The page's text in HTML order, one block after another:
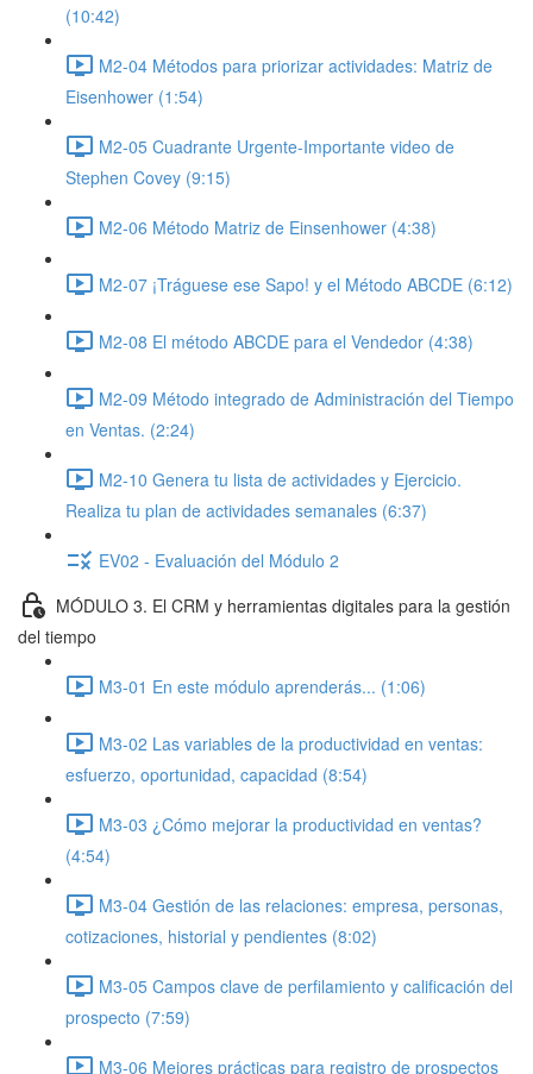
(10:42)
M2-04 Métodos para priorizar actividades: Matriz de
Eisenhower (1:54)
M2-05 Cuadrante Urgente-Importante video de
Stephen Covey (9:15)
M2-06 Método Matriz de Einsenhower (4:38)
M2-07 ¡Tráguese ese Sapo! y el Método ABCDE (6:12)
M2-08 El método ABCDE para el Vendedor (4:38)
M2-09 Método integrado de Administración del Tiempo
en Ventas. (2:24)
M2-10 Genera tu lista de actividades y Ejercicio.
Realiza tu plan de actividades semanales (6:37)
EV02 - Evaluación del Módulo 2
MÓDULO 3. El CRM y herramientas digitales para la gestión
del tiempo
M3-01 En este módulo aprenderás... (1:06)
M3-02 Las variables de la productividad en ventas:
esfuerzo, oportunidad, capacidad (8:54)
M3-03 ¿Cómo mejorar la productividad en ventas?
(4:54)
M3-04 Gestión de las relaciones: empresa, personas,
cotizaciones, historial y pendientes (8:02)
M3-05 Campos clave de perfilamiento y calificación del
prospecto (7:59)
M3-06 Mejores prácticas para registro de prospectos